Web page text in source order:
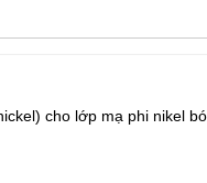
cho lớp mạ phi nikel